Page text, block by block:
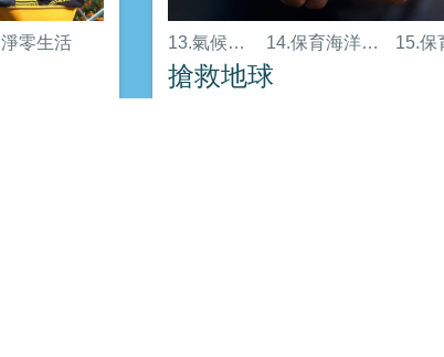
淨零生活 13.氣候行動 14.保育海洋生態
搶救地球